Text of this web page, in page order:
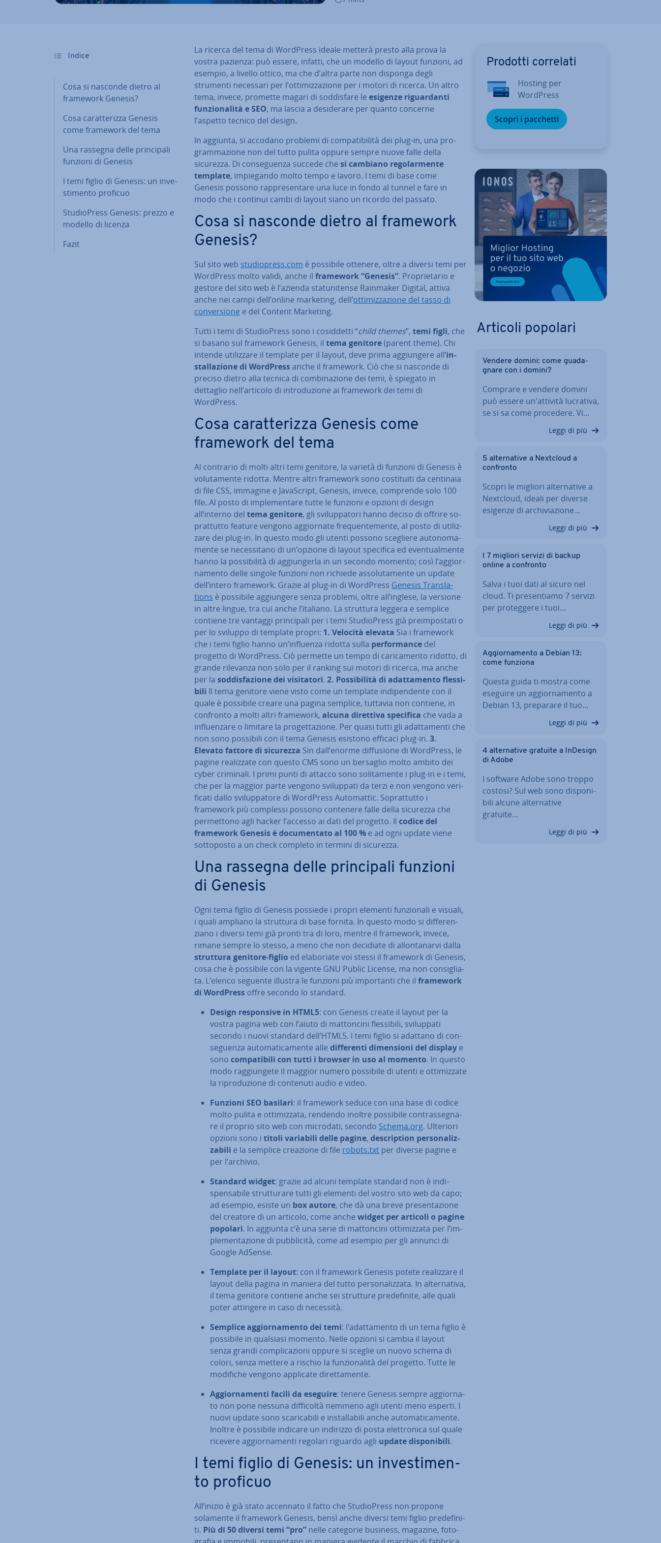
Indice
Cosa si nasconde dietro al
framework Genesis?
Cosa ca­rat­te­riz­za Genesis
come framework del tema
Una rassegna delle prin­ci­pa­li
funzioni di Genesis
I temi figlio di Genesis: un in­ve­
sti­men­to proficuo
Stu­dio­Press Genesis: prezzo e
modello di licenza
Fazit
La ricerca del tema di WordPress ideale metterà presto alla prova la
vostra pazienza: può essere, infatti, che un modello di layout funzioni, ad
esempio, a livello ottico, ma che d’altra parte non disponga degli
strumenti necessari per l’ot­ti­miz­za­zio­ne per i motori di ricerca. Un altro
tema, invece, promette magari di sod­di­sfa­re le esigenze ri­guar­dan­ti
fun­zio­na­li­tà e SEO, ma lascia a de­si­de­ra­re per quanto concerne
l’aspetto tecnico del design.
In aggiunta, si accodano problemi di com­pa­ti­bi­li­tà dei plug-in, una pro­
gram­ma­zio­ne non del tutto pulita oppure sempre nuove falle della
sicurezza. Di con­se­guen­za succede che si cambiano re­go­lar­men­te
template, im­pie­gan­do molto tempo e lavoro. I temi di base come
Genesis possono rap­pre­sen­ta­re una luce in fondo al tunnel e fare in
modo che i continui cambi di layout siano un ricordo del passato.
Cosa si nasconde dietro al framework
Genesis?
Sul sito web stu­dio­press.com è possibile ottenere, oltre a diversi temi per
WordPress molto validi, anche il framework “Genesis”. Pro­prie­ta­rio e
gestore del sito web è l’azienda sta­tu­ni­ten­se Rainmaker Digital, attiva
anche nei campi dell’online marketing, dell’ot­ti­miz­za­zio­ne del tasso di
con­ver­sio­ne e del Content Marketing.
Tutti i temi di Stu­dio­Press sono i co­sid­det­ti “child themes”, temi figli, che
si basano sul framework Genesis, il tema genitore(parent theme). Chi
intende uti­liz­za­re il template per il layout, deve prima ag­giun­ge­re all’in­
stal­la­zio­ne di WordPressanche il framework. Ciò che si nasconde di
preciso dietro alla tecnica di com­bi­na­zio­ne dei temi, è spiegato in
dettaglio nell’articolo di in­tro­du­zio­ne ai framework dei temi di
WordPress.
Cosa ca­rat­te­riz­za Genesis come
framework del tema
Al contrario di molti altri temi genitore, la varietà di funzioni di Genesis è
vo­lu­ta­men­te ridotta. Mentre altri framework sono co­sti­tui­ti da centinaia
di file CSS, immagine e Ja­va­Script, Genesis, invece, comprende solo 100
file. Al posto di im­ple­men­ta­re tutte le funzioni e opzioni di design
all’interno del tema genitore, gli svi­lup­pa­to­ri hanno deciso di offrire so­
prat­tut­to feature vengono ag­gior­na­te fre­quen­te­men­te, al posto di uti­liz­
za­re dei plug-in. In questo modo gli utenti possono scegliere au­to­no­ma­
men­te se ne­ces­si­ta­no di un’opzione di layout specifica ed even­tual­men­te
hanno la pos­si­bi­li­tà di ag­giun­ger­la in un secondo momento; così l’ag­gior­
na­men­to delle singole funzioni non richiede as­so­lu­ta­men­te un update
dell’intero framework. Grazie al plug-in di WordPress Genesis Trans­la­
tions è possibile ag­giun­ge­re senza problemi, oltre all’inglese, la versione
in altre lingue, tra cui anche l’italiano. La struttura leggera e semplice
contiene tre vantaggi prin­ci­pa­li per i temi Stu­dio­Press già pre­im­po­sta­ti o
per lo sviluppo di template propri: 1. Velocità elevata Sia i framework
che i temi figlio hanno un’influenza ridotta sulla per­for­man­ce del
progetto di WordPress. Ciò permette un tempo di ca­ri­ca­men­to ridotto, di
grande rilevanza non solo per il ranking sui motori di ricerca, ma anche
per la sod­di­sfa­zio­ne dei vi­si­ta­to­ri. 2. Pos­si­bi­li­tà di adat­ta­men­to fles­si­
bi­li Il tema genitore viene visto come un template in­di­pen­den­te con il
quale è possibile creare una pagina semplice, tuttavia non contiene, in
confronto a molti altri framework, alcuna direttiva specifica che vada a
in­fluen­za­re o limitare la pro­get­ta­zio­ne. Per quasi tutti gli adat­ta­men­ti che
non sono possibili con il tema Genesis esistono efficaci plug-in. 3.
Elevato fattore di sicurezza Sin dall’enorme dif­fu­sio­ne di WordPress, le
pagine rea­liz­za­te con questo CMS sono un bersaglio molto ambito dei
cyber criminali. I primi punti di attacco sono so­li­ta­men­te i plug-in e i temi,
che per la maggior parte vengono svi­lup­pa­ti da terzi e non vengono ve­ri­
fi­ca­ti dallo svi­lup­pa­to­re di WordPress Au­to­mat­tic. So­prat­tut­to i
framework più complessi possono contenere falle della sicurezza che
per­met­to­no agli hacker l’accesso ai dati del progetto. Il codice del
framework Genesis è do­cu­men­ta­to al 100 % e ad ogni update viene
sot­to­po­sto a un check completo in termini di sicurezza.
Una rassegna delle prin­ci­pa­li funzioni
di Genesis
Ogni tema figlio di Genesis possiede i propri elementi fun­zio­na­li e visuali,
i quali ampliano la struttura di base fornita. In questo modo si dif­fe­ren­
zia­no i diversi temi già pronti tra di loro, mentre il framework, invece,
rimane sempre lo stesso, a meno che non decidiate di al­lon­ta­nar­vi dalla
struttura genitore-figlio ed ela­bo­ria­te voi stessi il framework di Genesis,
cosa che è possibile con la vigente GNU Public License, ma non con­si­glia­
ta. L’elenco seguente illustra le funzioni più im­por­tan­ti che il framework
di WordPress offre secondo lo standard.
Design re­spon­si­ve in HTML5: con Genesis create il layout per la
vostra pagina web con l’aiuto di mat­ton­ci­ni fles­si­bi­li, svi­lup­pa­ti
secondo i nuovi standard dell’HTML5. I temi figlio si adattano di con­
se­guen­za au­to­ma­ti­ca­men­te alle dif­fe­ren­ti di­men­sio­ni del display e
sono com­pa­ti­bi­li con tutti i browser in uso al momento. In questo
modo rag­giun­ge­te il maggior numero possibile di utenti e ot­ti­miz­za­te
la ri­pro­du­zio­ne di contenuti audio e video.
Funzioni SEO basilari: il framework seduce con una base di codice
molto pulita e ot­ti­miz­za­ta, rendendo inoltre possibile con­tras­se­gna­
re il proprio sito web con microdati, secondo Schema.org. Ulteriori
opzioni sono i titoli variabili delle pagine, de­scrip­tion per­so­na­liz­
za­bi­li e la semplice creazione di file robots.txt per diverse pagine e
per l’archivio.
Standard widget: grazie ad alcuni template standard non è in­di­
spen­sa­bi­le strut­tu­ra­re tutti gli elementi del vostro sito web da capo;
ad esempio, esiste un box autore, che dà una breve pre­sen­ta­zio­ne
del creatore di un articolo, come anche widget per articoli o pagine
popolari. In aggiunta c’è una serie di mat­ton­ci­ni ot­ti­miz­za­ta per l’im­
ple­men­ta­zio­ne di pub­bli­ci­tà, come ad esempio per gli annunci di
Google AdSense.
Template per il layout: con il framework Genesis potete rea­liz­za­re il
layout della pagina in maniera del tutto per­so­na­liz­za­ta. In al­ter­na­ti­va,
il tema genitore contiene anche sei strutture pre­de­fi­ni­te, alle quali
poter attingere in caso di necessità.
Semplice ag­gior­na­men­to dei temi: l’adat­ta­men­to di un tema figlio è
possibile in qualsiasi momento. Nelle opzioni si cambia il layout
senza grandi com­pli­ca­zio­ni oppure si sceglie un nuovo schema di
colori, senza mettere a rischio la fun­zio­na­li­tà del progetto. Tutte le
modifiche vengono applicate di­ret­ta­men­te.
Ag­gior­na­men­ti facili da eseguire: tenere Genesis sempre ag­gior­na­
to non pone nessuna dif­fi­col­tà nemmeno agli utenti meno esperti. I
nuovi update sono sca­ri­ca­bi­li e in­stal­la­bi­li anche au­to­ma­ti­ca­men­te.
Inoltre è possibile indicare un indirizzo di posta elet­tro­ni­ca sul quale
ricevere ag­gior­na­men­ti regolari riguardo agli update di­spo­ni­bi­li.
I temi figlio di Genesis: un in­ve­sti­men­
to proficuo
All’inizio è già stato accennato il fatto che Stu­dio­Press non propone
solamente il framework Genesis, bensì anche diversi temi figlio pre­de­fi­ni­
ti. Più di 50 diversi temi “pro” nelle categorie business, magazine, fo­to­
Prodotti correlati
Hosting per
WordPress
Scopri i pacchetti
Articoli popolari
Vendere domini: come gua­da­
gna­re con i domini?
Comprare e vendere domini
può essere un'at­ti­vi­tà lucrativa,
se si sa come procedere. Vi…
Leggi di più
5 al­ter­na­ti­ve a Nextcloud a
confronto
Scopri le migliori al­ter­na­ti­ve a
Nextcloud, ideali per diverse
esigenze di ar­chi­via­zio­ne…
Leggi di più
I 7 migliori servizi di backup
online a confronto
Salva i tuoi dati al sicuro nel
cloud. Ti pre­sen­tia­mo 7 servizi
per pro­teg­ge­re i tuoi…
Leggi di più
Ag­gior­na­men­to a Debian 13:
come funziona
Questa guida ti mostra come
eseguire un ag­gior­na­men­to a
Debian 13, preparare il tuo…
Leggi di più
4 al­ter­na­ti­ve gratuite a InDesign
di Adobe
I software Adobe sono troppo
costosi? Sul web sono di­spo­ni­
bi­li alcune al­ter­na­ti­ve
gratuite…
Leggi di più